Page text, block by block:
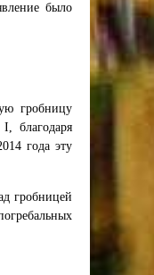
было
гробницу
благодаря
года эту
гробницей